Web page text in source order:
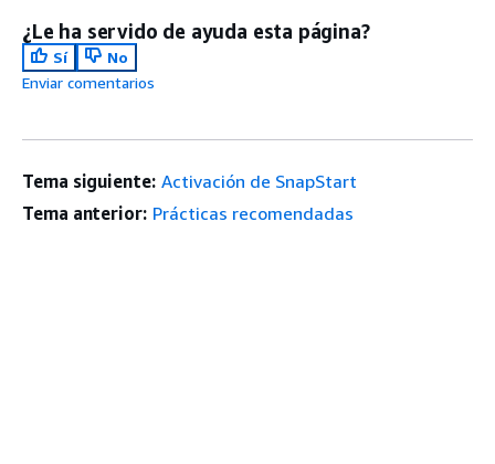
¿Le ha servido de ayuda esta página?
Sí
No
Enviar comentarios
Tema siguiente: Activación de SnapStart
Tema anterior: Prácticas recomendadas